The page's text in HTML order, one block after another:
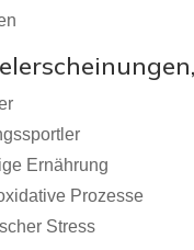
Ernährung
Prozesse
Stress